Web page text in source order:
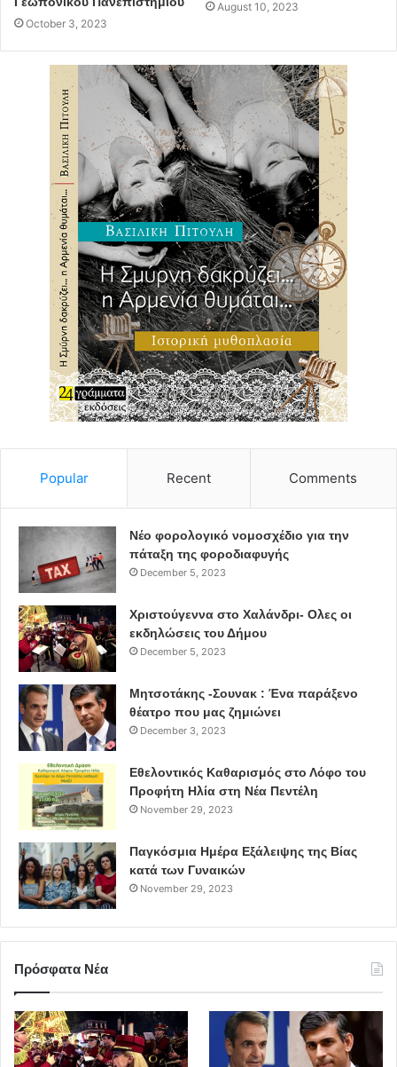
October 3, 2023
August 10, 2023
Popular Recent Comments
Νέο φορολογικό νομοσχέδιο για την
πάταξη της φοροδιαφυγής
December 5, 2023
Χριστούγεννα στο Χαλάνδρι- Ολες οι
εκδηλώσεις του Δήμου
December 5, 2023
Μητσοτάκης -Σουνακ : Ένα παράξενο
θέατρο που μας ζημιώνει
December 3, 2023
Εθελοντικός Καθαρισμός στο Λόφο του
Προφήτη Ηλία στη Νέα Πεντέλη
November 29, 2023
Παγκόσμια Ημέρα Εξάλειψης της Βίας
κατά των Γυναικών
November 29, 2023
Πρόσφατα Νέα